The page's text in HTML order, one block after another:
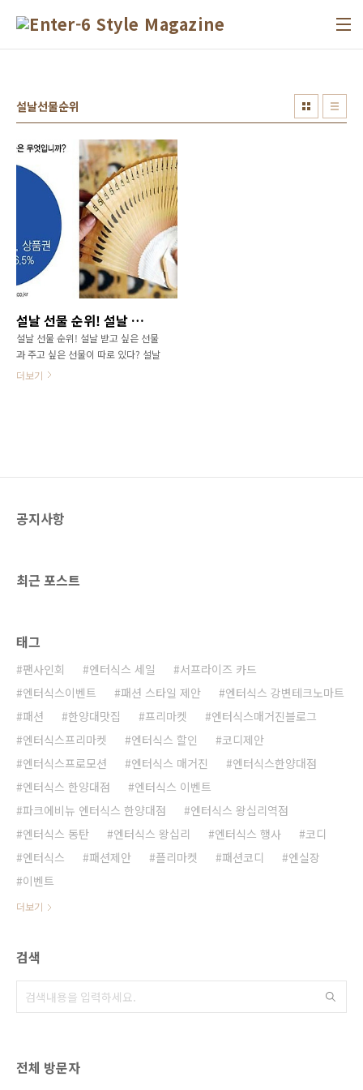
설날선물순위
설날 선물 순위! 설날 받고 싶은 선물과 주고 싶은 선물이 따로 있다?
설날 선물 순위! 설날 받고 싶은 선물
과 주고 싶은 선물이 따로 있다? 설날
이 가까워오면서 각종 미디어에서는
니다. 제가 본 통계는 한 모바일 리서
시한 [설날 가장 받고 싶은 선물] 설
품(한우, ..
더보기
공지사항
최근 포스트
태그
팬사인회 엔터식스 세일
서프라이즈 카드
엔터식스이벤트
패션 스타일 제안
엔터식스 강변테크노마트
패션
한양대맛집 프리마켓
엔터식스매거진블로그
엔터식스프리마켓
엔터식스 할인
코디제안
엔터식스프로모션
엔터식스 매거진
엔터식스한양대점
엔터식스 한양대점
엔터식스 이벤트
파크에비뉴 엔터식스 한양대점
엔터식스 왕십리역점
엔터식스 동탄
엔터식스 왕십리 엔터식스 행사
코디
엔터식스
패션제안 플리마켓 패션코디
엔실장
이벤트
더보기
검색
전체 방문자